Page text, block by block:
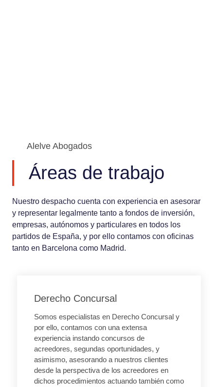
Alelve Abogados
Áreas de trabajo
Nuestro despacho cuenta con experiencia en asesorar
y representar legalmente tanto a fondos de inversión,
empresas, autónomos y particulares en todos los
partidos de España, y por ello contamos con oficinas
tanto en Barcelona como Madrid.
Derecho Concursal
Somos especialistas en Derecho Concursal y
por ello, contamos con una extensa
experiencia instando concursos de
acreedores, segundas oportunidades, y
asimismo, asesorando a nuestros clientes
desde la perspectiva de los acreedores en
dichos procedimientos actuando también como